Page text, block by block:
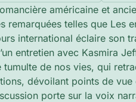
américaine et
remarquées telles que Les
international éclaire son
entretien avec Kasmira
tumulte de nos vies, qui
dévoilant points de
porte sur la voix